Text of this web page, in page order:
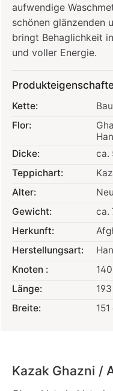
aufwendige
schönen glänzenden
bringt Behaglichkeit
und voller Energie.
Kette:
Flor:
Dicke:
ca.
Teppichart:
Alter:
Neu
Gewicht:
ca.
Herkunft:
Herstellungsart:
Knoten :
Länge:
Breite:
Kazak Ghazni /